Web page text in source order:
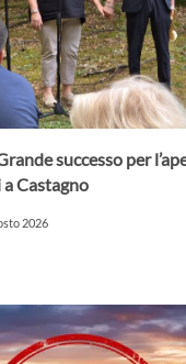
successo per
Castagno
2026